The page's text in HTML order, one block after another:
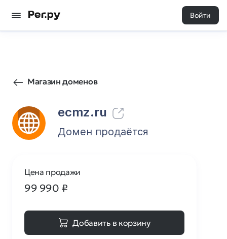
Войти
Магазин доменов
ecmz.ru
432 0
Домен продаётся
Цена продажи
99 990 ₽
Добавить в корзину